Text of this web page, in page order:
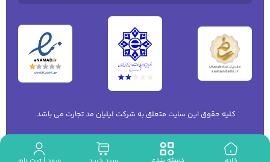
کلیه حقوق این سایت متعلق به شرکت لیلیان مد تجارت می باشد.